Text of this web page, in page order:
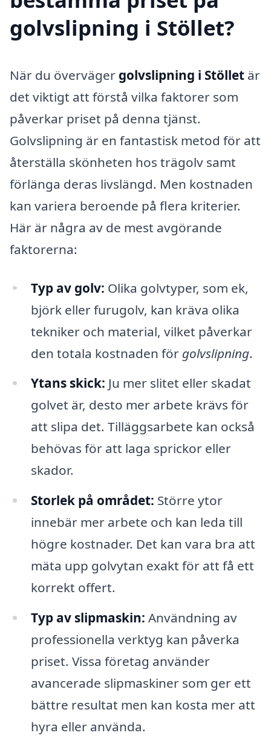
golvslipning i Stöllet?
När du överväger golvslipning i Stöllet är
det viktigt att förstå vilka faktorer som
påverkar priset på denna tjänst.
Golvslipning är en fantastisk metod för att
återställa skönheten hos trägolv samt
förlänga deras livslängd. Men kostnaden
kan variera beroende på flera kriterier.
Här är några av de mest avgörande
faktorerna:
Typ av golv: Olika golvtyper, som ek,
björk eller furugolv, kan kräva olika
tekniker och material, vilket påverkar
den totala kostnaden för golvslipning.
Ytans skick: Ju mer slitet eller skadat
golvet är, desto mer arbete krävs för
att slipa det. Tilläggsarbete kan också
behövas för att laga sprickor eller
skador.
Storlek på området: Större ytor
innebär mer arbete och kan leda till
högre kostnader. Det kan vara bra att
mäta upp golvytan exakt för att få ett
korrekt offert.
Typ av slipmaskin: Användning av
professionella verktyg kan påverka
priset. Vissa företag använder
avancerade slipmaskiner som ger ett
bättre resultat men kan kosta mer att
hyra eller använda.